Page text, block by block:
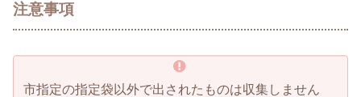
注意事項
市指定の指定袋以外で出されたものは収集しません